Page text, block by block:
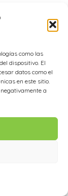
como las
dispositivo. El
datos como el
en este sitio.
a